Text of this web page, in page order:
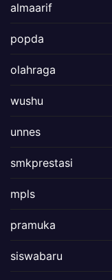
almaarif
popda
olahraga
wushu
unnes
smkprestasi
mpls
pramuka
siswabaru